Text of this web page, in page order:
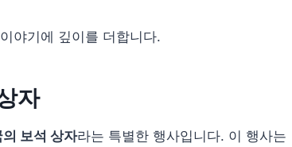
야기에 깊이를 더합니다.
자
보석 상자라는 특별한 행사입니다. 이 행사는